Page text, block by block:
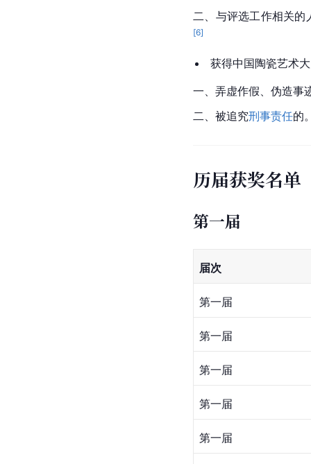
二、与评选工作相关
[6]
获得中国陶瓷艺术
一、弄虚作假、伪造
二、被追究刑事责任
历届获奖名单
第一届
届次
第一届
第一届
第一届
第一届
第一届